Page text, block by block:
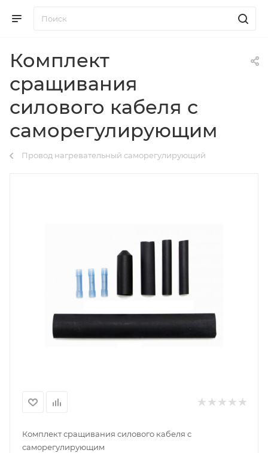
Комплект
сращивания
силового кабеля с
саморегулирующим
Провод нагревательный саморегулирующий
Комплект сращивания силового кабеля с
саморегулирующим